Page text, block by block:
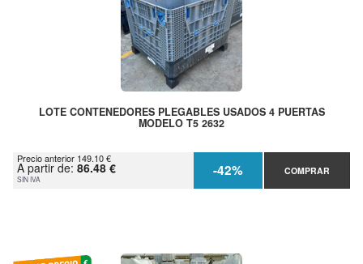
LOTE CONTENEDORES PLEGABLES USADOS 4 PUERTAS
MODELO T5 2632
Precio anterior 149.10 €
A partir de: 86.48 €
SIN IVA -42% COMPRAR